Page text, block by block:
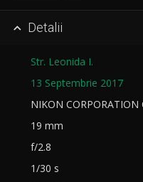
 Detalii
Str. Leonida I.
13 Septembrie 2017
NIKON CORPORATION
19 mm
f/2.8
1/30 s